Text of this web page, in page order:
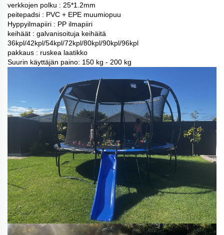
verkkojen polku : 25*1.2mm
peitepadsi : PVC + EPE muumiopuu
Hyppyilmapiiri : PP ilmapiiri
keihäät : galvanisoituja keihäitä
36kpl/42kpl/54kpl/72kpl/80kpl/90kpl/96kpl
pakkaus : ruskea laatikko
Suurin käyttäjän paino: 150 kg - 200 kg